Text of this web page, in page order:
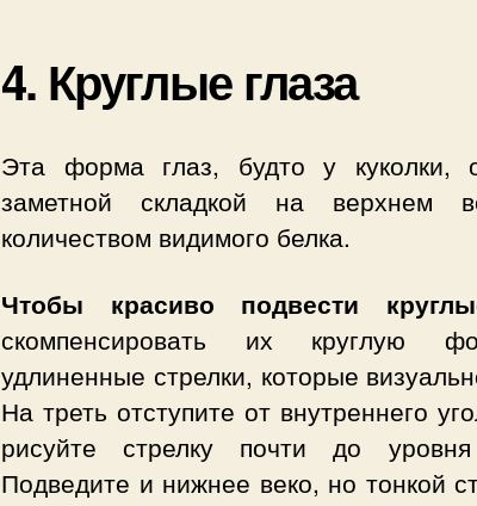
4. Круглые глаза
Эта форма глаз, будто у куколки,
заметной складкой на верхнем
количеством видимого белка.
Чтобы красиво подвести
скомпенсировать их круглую
удлиненные стрелки, которые
На треть отступите от внутреннего
рисуйте стрелку почти до
Подведите и нижнее веко, но тонкой